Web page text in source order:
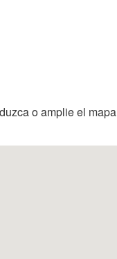
o amplie el mapa